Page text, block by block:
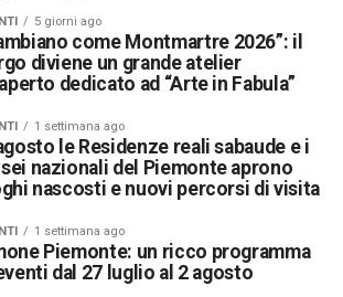
5 giorni ago
come Montmartre 2026”: il
diviene un grande atelier
dedicato ad “Arte in Fabula”
1 settimana ago
le Residenze reali sabaude e i
nazionali del Piemonte aprono
nascosti e nuovi percorsi di visita
1 settimana ago
Piemonte: un ricco programma
dal 27 luglio al 2 agosto